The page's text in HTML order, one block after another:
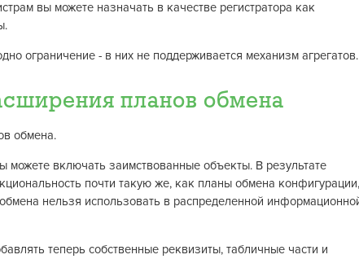
вы можете назначать в качестве регистратора как
ограничение - в них не поддерживается механизм агрегатов.
планов обмена
обмена.
можете включать заимствованные объекты. В результате
почти такую же, как планы обмена конфигурации,
нельзя использовать в распределенной
теперь собственные реквизиты, табличные части и